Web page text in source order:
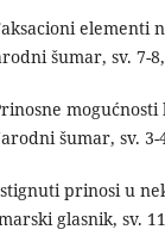
šumar, sv. 7-
šumar, sv. 3-
prinosi u
glasnik, sv.